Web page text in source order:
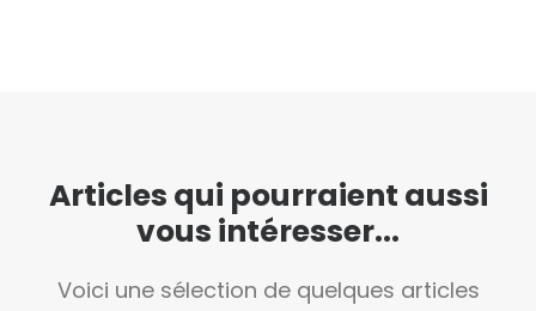
Articles qui pourraient aussi
vous intéresser...
Voici une sélection de quelques articles